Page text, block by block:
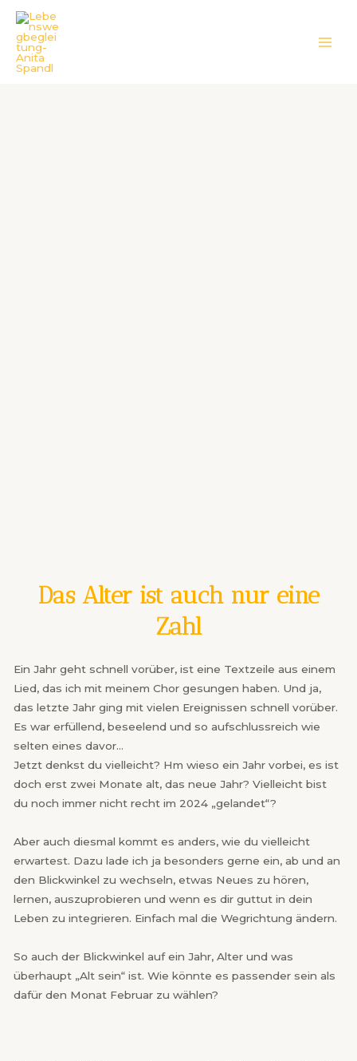
Das Alter ist auch nur eine
Zahl
Ein Jahr geht schnell vorüber, ist eine Textzeile aus einem
Lied, das ich mit meinem Chor gesungen haben. Und ja,
das letzte Jahr ging mit vielen Ereignissen schnell vorüber.
Es war erfüllend, beseelend und so aufschlussreich wie
selten eines davor…
Jetzt denkst du vielleicht? Hm wieso ein Jahr vorbei, es ist
doch erst zwei Monate alt, das neue Jahr? Vielleicht bist
du noch immer nicht recht im 2024 „gelandet“?
Aber auch diesmal kommt es anders, wie du vielleicht
erwartest. Dazu lade ich ja besonders gerne ein, ab und an
den Blickwinkel zu wechseln, etwas Neues zu hören,
lernen, auszuprobieren und wenn es dir guttut in dein
Leben zu integrieren. Einfach mal die Wegrichtung ändern.
So auch der Blickwinkel auf ein Jahr, Alter und was
überhaupt „Alt sein“ ist. Wie könnte es passender sein als
dafür den Monat Februar zu wählen?